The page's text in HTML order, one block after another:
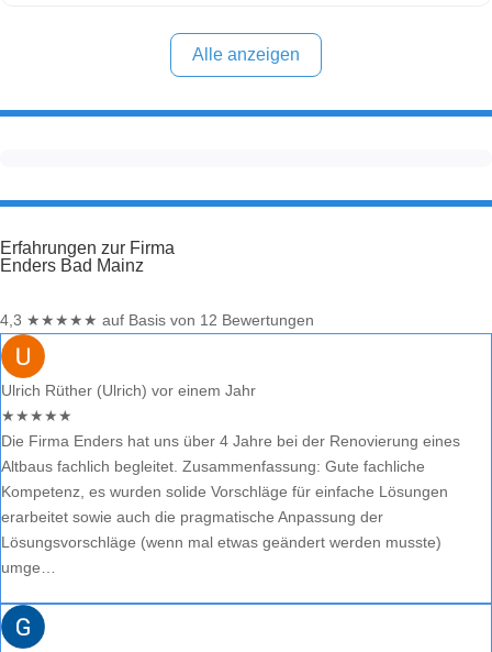
Alle anzeigen
Erfahrungen zur Firma
Enders Bad Mainz
4,3 ★★★★★ auf Basis von 12 Bewertungen
Ulrich Rüther (Ulrich) vor einem Jahr
★★★★★
Die Firma Enders hat uns über 4 Jahre bei der Renovierung eines
Altbaus fachlich begleitet. Zusammenfassung: Gute fachliche
Kompetenz, es wurden solide Vorschläge für einfache Lösungen
erarbeitet sowie auch die pragmatische Anpassung der
Lösungsvorschläge (wenn mal etwas geändert werden musste)
umge…